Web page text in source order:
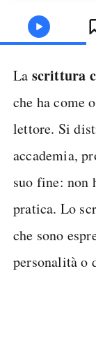
La scrittura
che ha come
lettore. Si
accademia,
suo fine: non
pratica. Lo
che sono
personalità o